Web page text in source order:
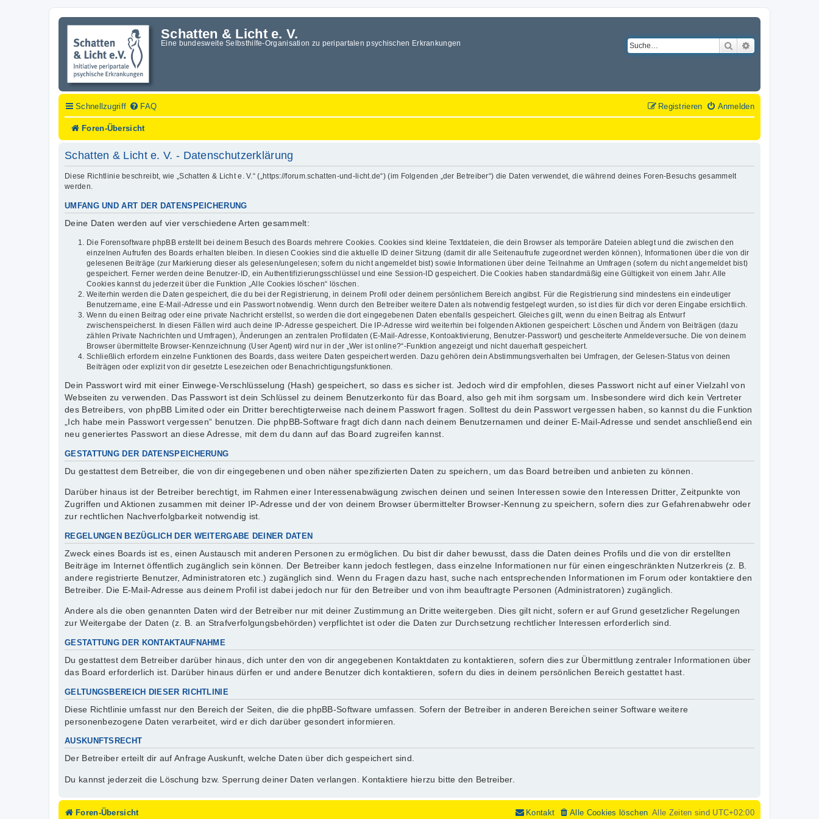
Schatten & Licht e. V.
Eine bundesweite Selbsthilfe-Organisation zu peripartalen psychischen Erkrankungen Suche
Schnellzugriff FAQ Anmelden
Registrieren
Foren-Übersicht
Schatten & Licht e. V. - Datenschutzerklärung
Diese Richtlinie beschreibt, wie „Schatten & Licht e. V.“ („https://forum.schatten-und-licht.de“) (im Folgenden „der Betreiber“) die Daten verwendet, die während deines Foren-Besuchs gesammelt
werden.
UMFANG UND ART DER DATENSPEICHERUNG
Deine Daten werden auf vier verschiedene Arten gesammelt:
Die Forensoftware phpBB erstellt bei deinem Besuch des Boards mehrere Cookies. Cookies sind kleine Textdateien, die dein Browser als temporäre Dateien ablegt und die zwischen den
einzelnen Aufrufen des Boards erhalten bleiben. In diesen Cookies sind die aktuelle ID deiner Sitzung (damit dir alle Seitenaufrufe zugeordnet werden können), Informationen über die von dir
gelesenen Beiträge (zur Markierung dieser als gelesen/ungelesen; sofern du nicht angemeldet bist) sowie Informationen über deine Teilnahme an Umfragen (sofern du nicht angemeldet bist)
gespeichert. Ferner werden deine Benutzer-ID, ein Authentifizierungsschlüssel und eine Session-ID gespeichert. Die Cookies haben standardmäßig eine Gültigkeit von einem Jahr. Alle
Cookies kannst du jederzeit über die Funktion „Alle Cookies löschen“ löschen.
Weiterhin werden die Daten gespeichert, die du bei der Registrierung, in deinem Profil oder deinem persönlichem Bereich angibst. Für die Registrierung sind mindestens ein eindeutiger
Benutzername, eine E-Mail-Adresse und ein Passwort notwendig. Wenn durch den Betreiber weitere Daten als notwendig festgelegt wurden, so ist dies für dich vor deren Eingabe ersichtlich.
Wenn du einen Beitrag oder eine private Nachricht erstellst, so werden die dort eingegebenen Daten ebenfalls gespeichert. Gleiches gilt, wenn du einen Beitrag als Entwurf
zwischenspeicherst. In diesen Fällen wird auch deine IP-Adresse gespeichert. Die IP-Adresse wird weiterhin bei folgenden Aktionen gespeichert: Löschen und Ändern von Beiträgen (dazu
zählen Private Nachrichten und Umfragen), Änderungen an zentralen Profildaten (E-Mail-Adresse, Kontoaktivierung, Benutzer-Passwort) und gescheiterte Anmeldeversuche. Die von deinem
Browser übermittelte Browser-Kennzeichnung (User Agent) wird nur in der „Wer ist online?“-Funktion angezeigt und nicht dauerhaft gespeichert.
Schließlich erfordern einzelne Funktionen des Boards, dass weitere Daten gespeichert werden. Dazu gehören dein Abstimmungsverhalten bei Umfragen, der Gelesen-Status von deinen
Beiträgen oder explizit von dir gesetzte Lesezeichen oder Benachrichtigungsfunktionen.
Dein Passwort wird mit einer Einwege-Verschlüsselung (Hash) gespeichert, so dass es sicher ist. Jedoch wird dir empfohlen, dieses Passwort nicht auf einer Vielzahl von
Webseiten zu verwenden. Das Passwort ist dein Schlüssel zu deinem Benutzerkonto für das Board, also geh mit ihm sorgsam um. Insbesondere wird dich kein Vertreter
des Betreibers, von phpBB Limited oder ein Dritter berechtigterweise nach deinem Passwort fragen. Solltest du dein Passwort vergessen haben, so kannst du die Funktion
„Ich habe mein Passwort vergessen“ benutzen. Die phpBB-Software fragt dich dann nach deinem Benutzernamen und deiner E-Mail-Adresse und sendet anschließend ein
neu generiertes Passwort an diese Adresse, mit dem du dann auf das Board zugreifen kannst.
GESTATTUNG DER DATENSPEICHERUNG
Du gestattest dem Betreiber, die von dir eingegebenen und oben näher spezifizierten Daten zu speichern, um das Board betreiben und anbieten zu können.
Darüber hinaus ist der Betreiber berechtigt, im Rahmen einer Interessenabwägung zwischen deinen und seinen Interessen sowie den Interessen Dritter, Zeitpunkte von
Zugriffen und Aktionen zusammen mit deiner IP-Adresse und der von deinem Browser übermittelter Browser-Kennung zu speichern, sofern dies zur Gefahrenabwehr oder
zur rechtlichen Nachverfolgbarkeit notwendig ist.
REGELUNGEN BEZÜGLICH DER WEITERGABE DEINER DATEN
Zweck eines Boards ist es, einen Austausch mit anderen Personen zu ermöglichen. Du bist dir daher bewusst, dass die Daten deines Profils und die von dir erstellten
Beiträge im Internet öffentlich zugänglich sein können. Der Betreiber kann jedoch festlegen, dass einzelne Informationen nur für einen eingeschränkten Nutzerkreis (z. B.
andere registrierte Benutzer, Administratoren etc.) zugänglich sind. Wenn du Fragen dazu hast, suche nach entsprechenden Informationen im Forum oder kontaktiere den
Betreiber. Die E-Mail-Adresse aus deinem Profil ist dabei jedoch nur für den Betreiber und von ihm beauftragte Personen (Administratoren) zugänglich.
Andere als die oben genannten Daten wird der Betreiber nur mit deiner Zustimmung an Dritte weitergeben. Dies gilt nicht, sofern er auf Grund gesetzlicher Regelungen
zur Weitergabe der Daten (z. B. an Strafverfolgungsbehörden) verpflichtet ist oder die Daten zur Durchsetzung rechtlicher Interessen erforderlich sind.
GESTATTUNG DER KONTAKTAUFNAHME
Du gestattest dem Betreiber darüber hinaus, dich unter den von dir angegebenen Kontaktdaten zu kontaktieren, sofern dies zur Übermittlung zentraler Informationen über
das Board erforderlich ist. Darüber hinaus dürfen er und andere Benutzer dich kontaktieren, sofern du dies in deinem persönlichen Bereich gestattet hast.
GELTUNGSBEREICH DIESER RICHTLINIE
Diese Richtlinie umfasst nur den Bereich der Seiten, die die phpBB-Software umfassen. Sofern der Betreiber in anderen Bereichen seiner Software weitere
personenbezogene Daten verarbeitet, wird er dich darüber gesondert informieren.
AUSKUNFTSRECHT
Der Betreiber erteilt dir auf Anfrage Auskunft, welche Daten über dich gespeichert sind.
Du kannst jederzeit die Löschung bzw. Sperrung deiner Daten verlangen. Kontaktiere hierzu bitte den Betreiber.
Foren-Übersicht Alle Zeiten sind UTC+02:00
Alle Cookies löschen
Kontakt